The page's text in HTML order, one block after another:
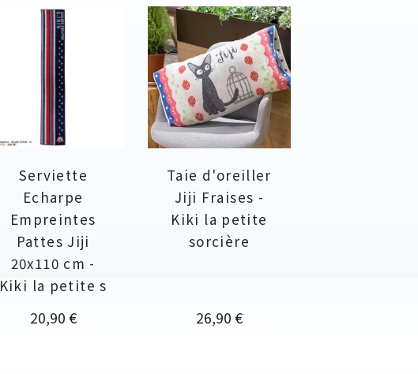
Serviette
Echarpe
Empreintes
Pattes Jiji
20x110 cm -
Kiki la petite s
Prix
20,90 €
Taie d'oreiller
Jiji Fraises -
Kiki la petite
sorcière
Prix
26,90 €